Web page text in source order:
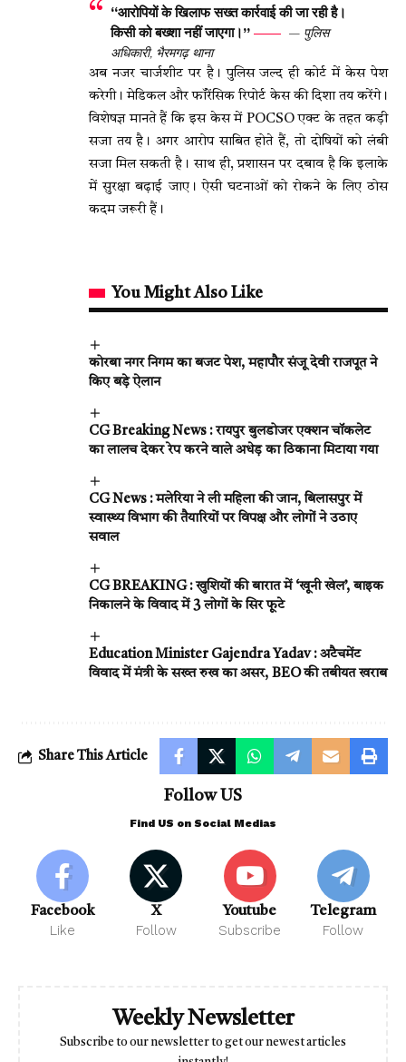
“आरोपियों के खिलाफ सख्त कार्रवाई की जा रही है।
किसी को बख्शा नहीं जाएगा।”
— पुलिस
अधिकारी, भैरमगढ़ थाना
अब नजर चार्जशीट पर है। पुलिस जल्द ही कोर्ट में केस पेश
करेगी। मेडिकल और फॉरेंसिक रिपोर्ट केस की दिशा तय करेंगे।
विशेषज्ञ मानते हैं कि इस केस में POCSO एक्ट के तहत कड़ी
सजा तय है। अगर आरोप साबित होते हैं, तो दोषियों को लंबी
सजा मिल सकती है। साथ ही, प्रशासन पर दबाव है कि इलाके
में सुरक्षा बढ़ाई जाए। ऐसी घटनाओं को रोकने के लिए ठोस
कदम जरूरी हैं।
You Might Also Like
कोरबा नगर निगम का बजट पेश, महापौर संजू देवी राजपूत ने
किए बड़े ऐलान
CG Breaking News : रायपुर बुलडोजर एक्शन चॉकलेट
का लालच देकर रेप करने वाले अधेड़ का ठिकाना मिटाया गया
CG News : मलेरिया ने ली महिला की जान, बिलासपुर में
स्वास्थ्य विभाग की तैयारियों पर विपक्ष और लोगों ने उठाए
सवाल
CG BREAKING : खुशियों की बारात में ‘खूनी खेल’, बाइक
निकालने के विवाद में 3 लोगों के सिर फूटे
Education Minister Gajendra Yadav : अटैचमेंट
विवाद में मंत्री के सख्त रुख का असर, BEO की तबीयत खराब
Share This Article
Follow US
Find US on Social Medias
Facebook
Like
X
Follow
Youtube
Subscribe
Telegram
Follow
Weekly Newsletter
Subscribe to our newsletter to get our newest articles